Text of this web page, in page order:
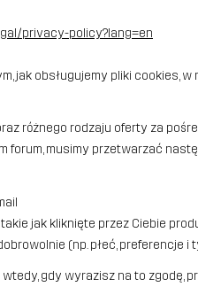
privacy-policy?lang=en
jak obsługujemy pliki cookies,
różnego rodzaju oferty za
forum, musimy przetwarzać
takie jak kliknięte przez Ciebie
(np. płeć, preferencje i
gdy wyrazisz na to zgodę,